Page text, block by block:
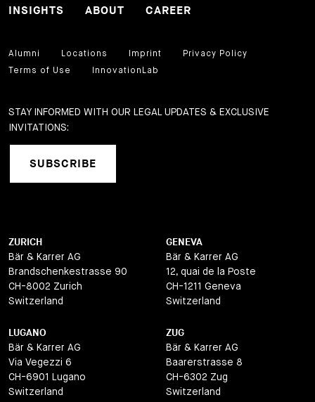
INSIGHTS
ABOUT CAREER
Alumni Locations Imprint
Privacy Policy
Terms of Use
InnovationLab
STAY INFORMED WITH OUR LEGAL UPDATES & EXCLUSIVE
INVITATIONS:
SUBSCRIBE
ZURICH
Bär & Karrer AG
Brandschenkestrasse 90
CH-8002 Zurich
Switzerland
GENEVA
Bär & Karrer AG
12, quai de la Poste
CH-1211 Geneva
Switzerland
LUGANO
Bär & Karrer AG
Via Vegezzi 6
CH-6901 Lugano
Switzerland
ZUG
Bär & Karrer AG
Baarerstrasse 8
CH-6302 Zug
Switzerland